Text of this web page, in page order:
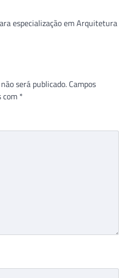
especialização em Arquitetura
será publicado. Campos
com *